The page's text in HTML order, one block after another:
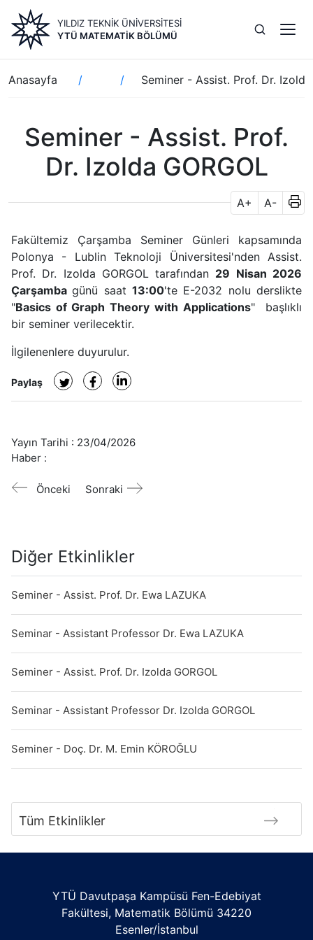
içeriğe
atla
YILDIZ TEKNİK ÜNİVERSİTESİ
YTÜ MATEMATIK BÖLÜMÜ
Sayfa
yolu
Anasayfa Seminer - Assist. Prof. Dr. Izolda
Seminer - Assist. Prof.
Dr. Izolda GORGOL
A+ A-
Fakültemiz Çarşamba Seminer Günleri kapsamında
Polonya - Lublin Teknoloji Üniversitesi'nden Assist.
Prof. Dr. Izolda GORGOL tarafından 29 Nisan 2026
Çarşambagünü saat13:00'te E-2032 nolu derslikte
"Basics of Graph Theory with Applications" başlıklı
bir seminer verilecektir.
İlgilenenlere duyurulur.
Paylaş
Yayın Tarihi : 23/04/2026
Haber :
Önceki Sonraki
Diğer Etkinlikler
Seminer - Assist. Prof. Dr. Ewa LAZUKA
Seminar - Assistant Professor Dr. Ewa LAZUKA
Seminer - Assist. Prof. Dr. Izolda GORGOL
Seminar - Assistant Professor Dr. Izolda GORGOL
Seminer - Doç. Dr. M. Emin KÖROĞLU
Tüm Etkinlikler
YTÜ Davutpaşa Kampüsü Fen-Edebiyat
Fakültesi, Matematik Bölümü 34220
Esenler/İstanbul